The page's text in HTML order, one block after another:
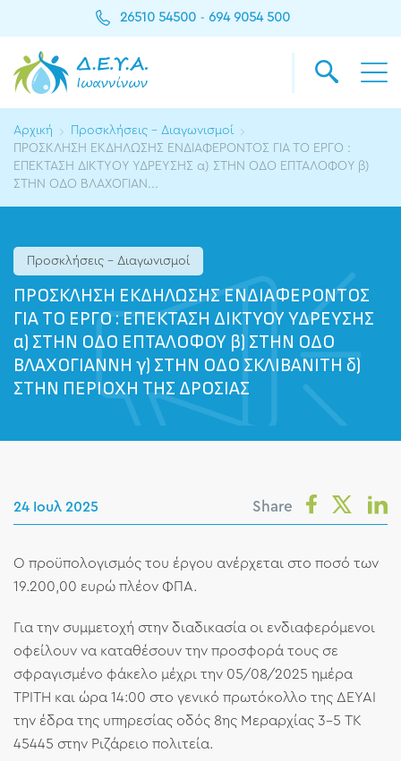
26510 54500 - 694 9054 500
Αρχική
Προσκλήσεις - Διαγωνισμοί
ΠΡΟΣΚΛΗΣΗ ΕΚΔΗΛΩΣΗΣ ΕΝΔΙΑΦΕΡΟΝΤΟΣ ΓΙΑ ΤΟ ΕΡΓΟ :
ΕΠΕΚΤΑΣΗ ΔΙΚΤΥΟΥ ΥΔΡΕΥΣΗΣ α) ΣΤΗΝ ΟΔΟ ΕΠΤΑΛΟΦΟΥ β)
ΣΤΗΝ ΟΔΟ ΒΛΑΧΟΓΙΑΝ...
Προσκλήσεις - Διαγωνισμοί
ΠΡΟΣΚΛΗΣΗ ΕΚΔΗΛΩΣΗΣ ΕΝΔΙΑΦΕΡΟΝΤΟΣ
ΓΙΑ ΤΟ ΕΡΓΟ : ΕΠΕΚΤΑΣΗ ΔΙΚΤΥΟΥ ΥΔΡΕΥΣΗΣ
α) ΣΤΗΝ ΟΔΟ ΕΠΤΑΛΟΦΟΥ β) ΣΤΗΝ ΟΔΟ
ΒΛΑΧΟΓΙΑΝΝΗ γ) ΣΤΗΝ ΟΔΟ ΣΚΛΙΒΑΝΙΤΗ δ)
ΣΤΗΝ ΠΕΡΙΟΧΗ ΤΗΣ ΔΡΟΣΙΑΣ
24 Ιουλ 2025 Share
Ο προϋπολογισμός του έργου ανέρχεται στο ποσό των
19.200,00 ευρώ πλέον ΦΠΑ.
Για την συμμετοχή στην διαδικασία οι ενδιαφερόμενοι
οφείλουν να καταθέσουν την προσφορά τους σε
σφραγισμένο φάκελο μέχρι την 05/08/2025 ημέρα
ΤΡΙΤΗ και ώρα 14:00 στο γενικό πρωτόκολλο της ΔΕΥΑΙ
την έδρα της υπηρεσίας οδός 8ης Μεραρχίας 3-5 ΤΚ
45445 στην Ριζάρειο πολιτεία.